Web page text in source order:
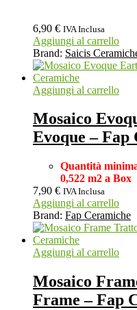
6,90 € IVA Inclusa
Aggiungi al carrello
Brand: Saicis
Aggiungi al carrello
Mosaico
Evoque – Fap
Quantità
0,522 m2 a Box
7,90 € IVA Inclusa
Aggiungi al carrello
Brand: Fap Ceramiche
Aggiungi al carrello
Mosaico
Frame – Fap